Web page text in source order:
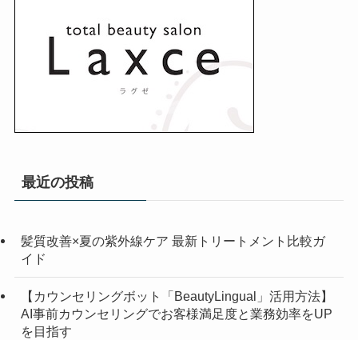
最近の投稿
髪質改善×夏の紫外線ケア 最新トリートメント比較ガ
イド
【カウンセリングボット「BeautyLingual」活用方法】
AI事前カウンセリングでお客様満足度と業務効率をUP
を目指す